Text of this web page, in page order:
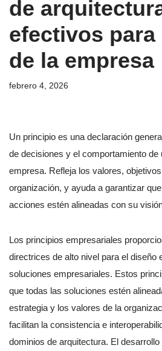
de
efectivos para
de la empresa
febrero 4, 2026
Un principio es una declaración
de decisiones y el comportamiento de
empresa. Refleja los valores,
organización, y ayuda a garantizar
acciones estén alineadas con su
Los principios empresariales
directrices de alto nivel para el diseño
soluciones empresariales. Estos
que todas las soluciones estén
estrategia y los valores de la
facilitan la consistencia e
dominios de arquitectura. El